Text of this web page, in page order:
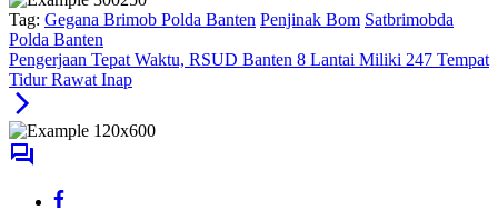
Tag: Gegana Brimob Polda Banten Penjinak Bom Satbrimobda
Polda Banten
Pengerjaan Tepat Waktu, RSUD Banten 8 Lantai Miliki 247 Tempat
Tidur Rawat Inap